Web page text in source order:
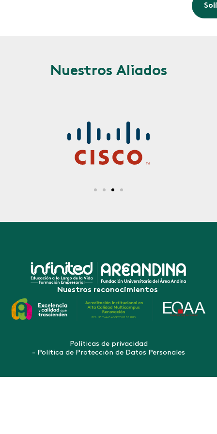
Nuestros Aliados
Nuestros reconocimientos
Políticas de privacidad
- Política de Protección de Datos Personales